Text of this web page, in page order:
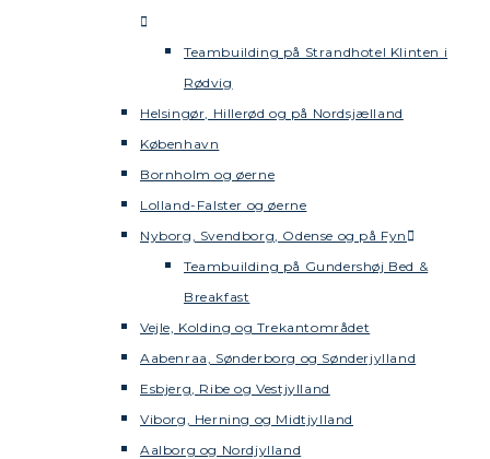
Teambuilding på Strandhotel Klinten i
Rødvig
Helsingør, Hillerød og på Nordsjælland
København
Bornholm og øerne
Lolland-Falster og øerne
Nyborg, Svendborg, Odense og på Fyn
Teambuilding på Gundershøj Bed &
Breakfast
Vejle, Kolding og Trekantområdet
Aabenraa, Sønderborg og Sønderjylland
Esbjerg, Ribe og Vestjylland
Viborg, Herning og Midtjylland
Aalborg og Nordjylland